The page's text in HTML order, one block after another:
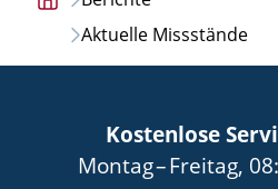
Startseite
Aktuelle Missstände
Kostenlose
Montagbis
–Freitag,